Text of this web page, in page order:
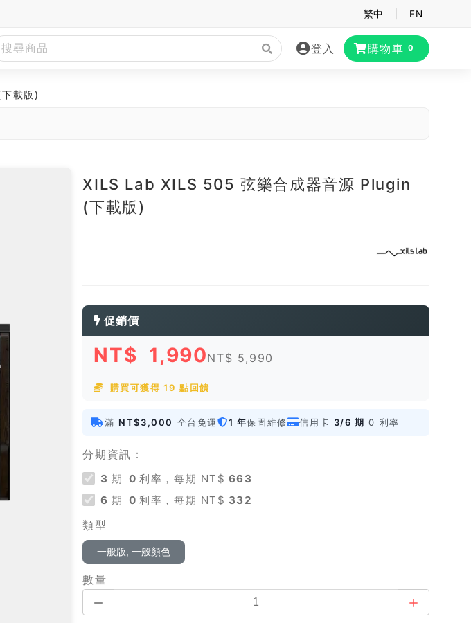
繁中 EN
登入 購物車 0
載版)
XILS Lab XILS 505 弦樂合成器音源 Plugin
(下載版)
促銷價
NT$ 1,990NT$ 5,990
購買可獲得 19 點回饋
滿 NT$3,000 全台免運 1 年保固維修 信用卡 3/6 期 0 利率
分期資訊：
3 期 0 利率，每期 NT$ 663
6 期 0 利率，每期 NT$ 332
類型
一般版, 一般顏色
數量